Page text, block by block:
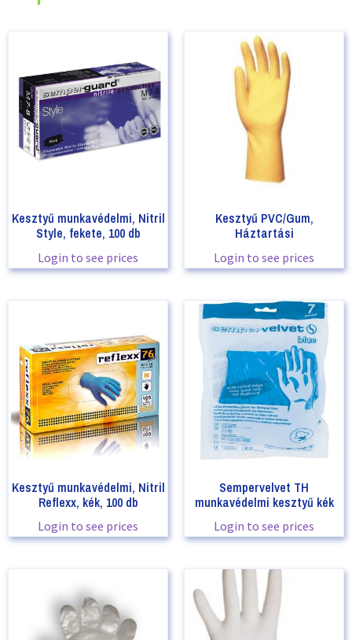
Kesztyű munkavédelmi, Nitril
Style, fekete, 100 db
Login to see prices
Kesztyű PVC/Gum,
Háztartási
Login to see prices
Kesztyű munkavédelmi, Nitril
Reflexx, kék, 100 db
Login to see prices
Sempervelvet TH
munkavédelmi kesztyű kék
Login to see prices